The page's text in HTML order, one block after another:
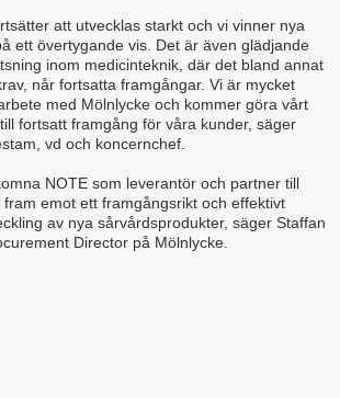
att utvecklas starkt och vi vinner nya
ett övertygande vis. Det är även glädjande
inom medicinteknik, där det bland annat
når fortsatta framgångar. Vi är mycket
med Mölnlycke och kommer göra vårt
fortsatt framgång för våra kunder, säger
vd och koncernchef.
NOTE som leverantör och partner till
emot ett framgångsrikt och effektivt
av nya sårvårdsprodukter, säger Staffan
Director på Mölnlycke.